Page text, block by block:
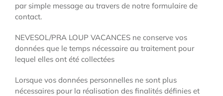
par simple message au travers de notre formulaire de
contact.
NEVESOL/PRA LOUP VACANCES ne conserve vos
données que le temps nécessaire au traitement pour
lequel elles ont été collectées
Lorsque vos données personnelles ne sont plus
nécessaires pour la réalisation des finalités définies et